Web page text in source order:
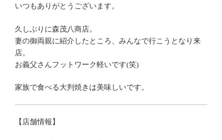
いつもありがとうございます。
久しぶりに森茂八商店。
妻の御両親に紹介したところ、みんなで行こうとなり来
店。
お義父さんフットワーク軽いです(笑)
家族で食べる大判焼きは美味しいです。
【店舗情報】